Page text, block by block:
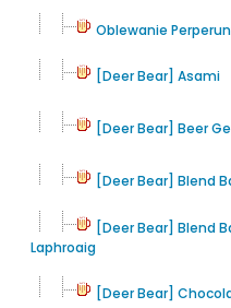
Oblewanie
[Deer Bear] Asami
[Deer Bear] Beer
[Deer Bear] Blend
[Deer Bear] Blend
Laphroaig
[Deer Bear]